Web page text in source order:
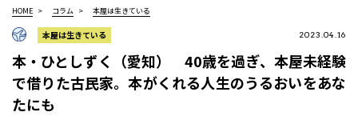
HOME コラム 本屋は生きている
本屋は生きている 2023.04.16
本・ひとしずく（愛知） 40歳を過ぎ、本屋未経験
で借りた古民家。本がくれる人生のうるおいをあな
たにも